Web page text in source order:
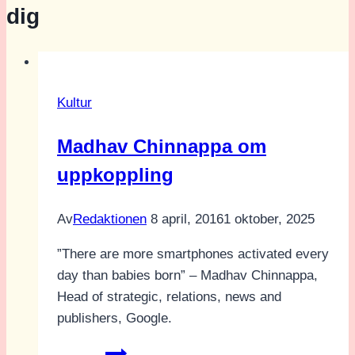
dig
Kultur
Madhav Chinnappa om
uppkoppling
AvRedaktionen 8 april, 20161 oktober, 2025
”There are more smartphones activated every
day than babies born” – Madhav Chinnappa,
Head of strategic, relations, news and
publishers, Google.